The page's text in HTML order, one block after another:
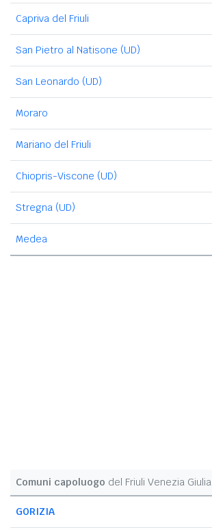
Capriva del Friuli
San Pietro al Natisone (UD)
San Leonardo (UD)
Moraro
Mariano del Friuli
Chiopris-Viscone (UD)
Stregna (UD)
Medea
Comuni capoluogo del Friuli Venezia Giulia
GORIZIA